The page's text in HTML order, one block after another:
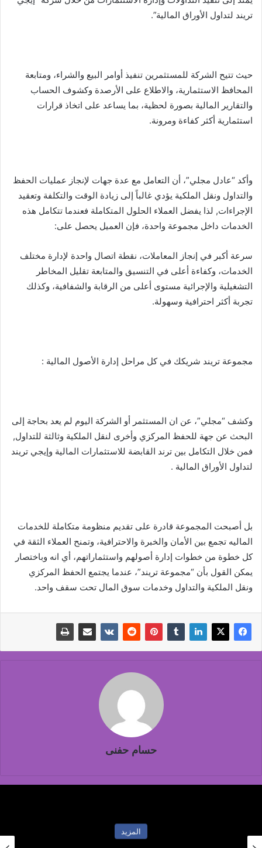
تريند لتداول الأوراق المالية”.
حيث تتيح الشركة للمستثمرين تنفيذ أوامر البيع والشراء، ومتابعة
المحافظ الاستثمارية، والاطلاع على الأرصدة وكشوف الحساب
والتقارير المالية بصورة لحظية، بما يساعد على اتخاذ قرارات
استثمارية أكثر كفاءة ومرونة.
وأكد “عادل مجلي”، أن التعامل مع عدة جهات لإنجاز عمليات الحفظ
والتداول ونقل الملكية يؤدي غالباً إلى زيادة الوقت والتكلفة وتعقيد
الإجراءات, لذا يفضل العملاء الحلول المتكاملة فعندما تتكامل هذه
الخدمات داخل مجموعة واحدة، فإن العميل يحصل على:
سرعة أكبر في إنجاز المعاملات، نقطة اتصال واحدة لإدارة مختلف
الخدمات، وكفاءة أعلى في التنسيق والمتابعة تقليل المخاطر
التشغيلية والإجرائية مستوى أعلى من الرقابة والشفافية، وكذلك
تجربة أكثر احترافية وسهولة.
مجموعة تريند شريكك في كل مراحل إدارة الأصول المالية :
وكشف “مجلي”، عن ان المستثمر أو الشركة اليوم لم يعد بحاجة إلى
البحث عن جهة للحفظ المركزي وأخرى لنقل الملكية وثالثة للتداول,
فمن خلال التكامل بين ترند القابضة للاستثمارات المالية وإيجي تريند
لتداول الأوراق المالية .
بل أصبحت المجموعة قادرة على تقديم منظومة متكاملة للخدمات
الماليه تجمع بين الأمان والخبرة والاحترافية، وتمنح العملاء الثقة في
كل خطوة من خطوات إدارة أصولهم واستثماراتهم، أي انه وباختصار
يمكن القول بأن “مجموعة تريند”، عندما يجتمع الحفظ المركزي
ونقل الملكية والتداول وخدمات سوق المال تحت سقف واحد.
حسام حفنى
المزيد